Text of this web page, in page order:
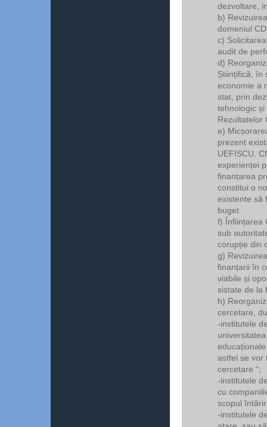
dezvoltare,
b)
domeniul
c)
audit de
d)
Științifică, în
economie a
stat, prin
tehnologic
Rezultatelor
e)
prezent
UEFISCU,
experienței
finanțarea
constitui o
existente să
buget.
f) Înființarea
sub
corupție din
g)
finanțarii în
viabile și
sistate de la
h)
cercetare,
-institutele
astfel se vor
cercetare “;
-institutele
cu
scopul
-institutele